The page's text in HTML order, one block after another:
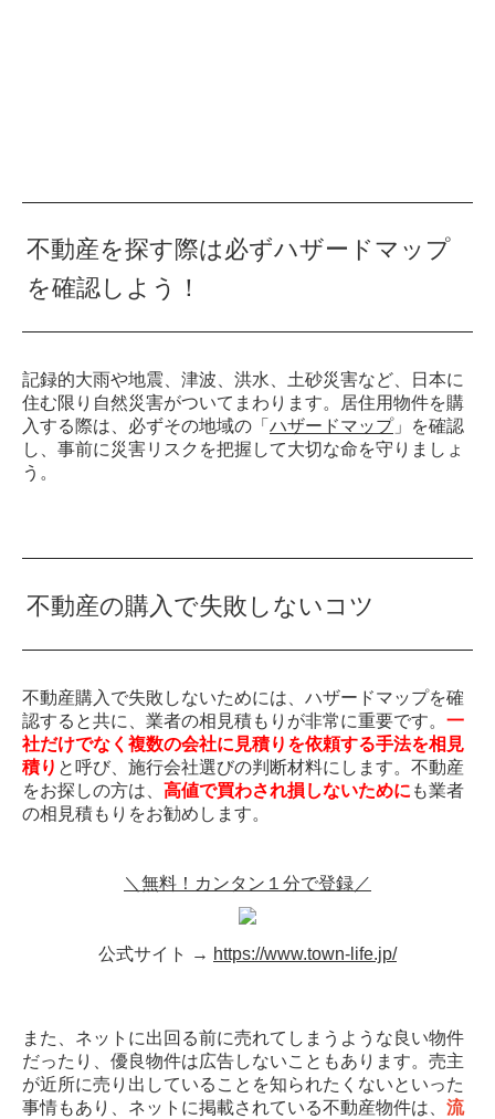
不動産を探す際は必ずハザードマップ
を確認しよう！
記録的大雨や地震、津波、洪水、土砂災害など、日本に
住む限り自然災害がついてまわります。居住用物件を購
入する際は、必ずその地域の「 ハザードマップ」を確認
し、事前に災害リスクを把握して大切な命を守りましょ
う。
不動産の購入で失敗しないコツ
不動産購入で失敗しないためには、ハザードマップを確
認すると共に、業者の相見積もりが非常に重要です。 一
社だけでなく複数の会社に見積りを依頼する手法を相見
積り と呼び、施行会社選びの判断材料にします。不動産
をお探しの方は、 高値で買わされ損しないために も業者
の相見積もりをお勧めします。
＼無料！カンタン１分で登録／
公式サイト → https://www.town-life.jp/
また、ネットに出回る前に売れてしまうような良い物件
だったり、優良物件は広告しないこともあります。売主
が近所に売り出していることを知られたくないといった
事情もあり、ネットに掲載されている不動産物件は、 流